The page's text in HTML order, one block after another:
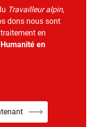
Travailleur alpin,
dons nous sont
en
en